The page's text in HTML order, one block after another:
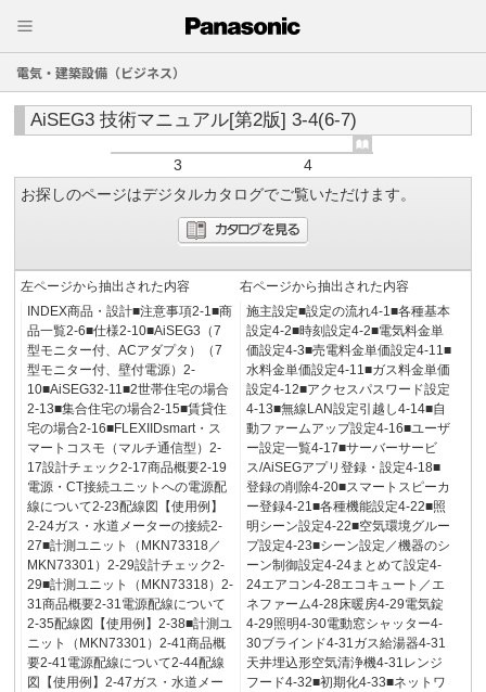
電気・建築設備（ビジネス）
AiSEG3 技術マニュアル[第2版] 3-4(6-7)
3
4
お探しのページはデジタルカタログでご覧いただけます。
左ページから抽出された内容
INDEX商品・設計■注意事項2-1■商
品一覧2-6■仕様2-10■AiSEG3（7
型モニター付、ACアダプタ）（7
型モニター付、壁付電源）2-
10■AiSEG32-11■2世帯住宅の場合
2-13■集合住宅の場合2-15■賃貸住
宅の場合2-16■FLEXIIDsmart・ス
マートコスモ（マルチ通信型）2-
17設計チェック2-17商品概要2-19
電源・CT接続ユニットへの電源配
線について2-23配線図【使用例】
2-24ガス・水道メーターの接続2-
27■計測ユニット（MKN73318／
MKN73301）2-29設計チェック2-
29■計測ユニット（MKN73318）2-
31商品概要2-31電源配線について
2-35配線図【使用例】2-38■計測ユ
ニット（MKN73301）2-41商品概
要2-41電源配線について2-44配線
図【使用例】2-47ガス・水道メー
右ページから抽出された内容
施主設定■設定の流れ4-1■各種基本
設定4-2■時刻設定4-2■電気料金単
価設定4-3■売電料金単価設定4-11■
水料金単価設定4-11■ガス料金単価
設定4-12■アクセスパスワード設定
4-13■無線LAN設定引越し4-14■自
動ファームアップ設定4-16■ユーザ
ー設定一覧4-17■サーバーサービ
ス/AiSEGアプリ登録・設定4-18■
登録の削除4-20■スマートスピーカ
ー登録4-21■各種機能設定4-22■照
明シーン設定4-22■空気環境グルー
プ設定4-23■シーン設定／機器のシ
ーン制御設定4-24まとめて設定4-
24エアコン4-28エコキュート／エ
ネファーム4-28床暖房4-29電気錠
4-29照明4-30電動窓シャッター4-
30ブラインド4-31ガス給湯器4-31
天井埋込形空気清浄機4-31レンジ
フード4-32■初期化4-33■ネットワ